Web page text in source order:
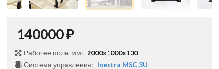
140000 ₽
Рабочее поле, мм: 2000x1000x100
Система управления: Inectra MSC 3U